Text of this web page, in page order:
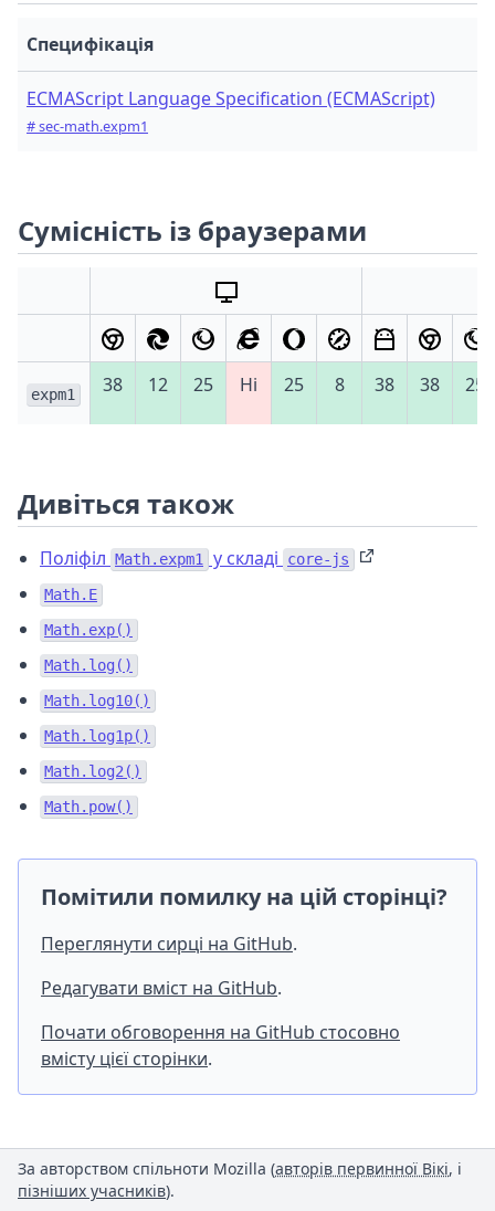
Специфікація
ECMAScript Language Specification (ECMAScript)
# sec-math.expm1
Сумісність із браузерами
expm1 38 12 25 Ні 25 8 38 38 25
Дивіться також
Поліфіл Math.expm1 у складі
core-js
Math.E
Math.exp()
Math.log()
Math.log10()
Math.log1p()
Math.log2()
Math.pow()
Помітили помилку на цій сторінці?
Переглянути сирці на GitHub.
Редагувати вміст на GitHub.
Почати обговорення на GitHub стосовно
вмісту цієї сторінки.
За авторством спільноти Mozilla (авторів первинної Вікі, і
пізніших учасників).